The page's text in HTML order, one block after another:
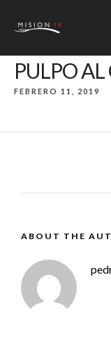
PULPO
FEBRERO 11, 2019
ABOUT THE